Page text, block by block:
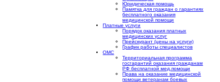
Юридическая помощь
Памятка для граждан о гарантиях
бесплатного оказания
медицинской помощи
Платные услуги
Порядок оказания платных
медицинских услуг
Прейскурант (цены на услуги)
График работы специалистов
ОМС
Территориальная программа
госгарантий оказания гражданам
РФ бесплатной мед.помощи
Права на оказание медицинской
помощи ветеранам боевых